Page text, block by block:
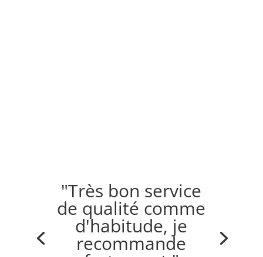
"Très bon service
de qualité comme
d'habitude, je
recommande